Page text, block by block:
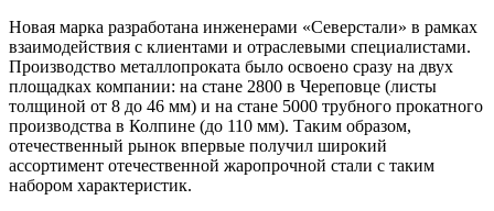
Новая марка разработана инженерами «Северстали» в рамках
взаимодействия с клиентами и отраслевыми специалистами.
Производство металлопроката было освоено сразу на двух
площадках компании: на стане 2800 в Череповце (листы
толщиной от 8 до 46 мм) и на стане 5000 трубного прокатного
производства в Колпине (до 110 мм). Таким образом,
отечественный рынок впервые получил широкий
ассортимент отечественной жаропрочной стали с таким
набором характеристик.